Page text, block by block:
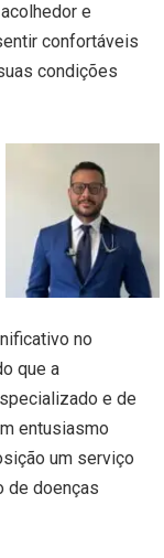
e
confortáveis
condições
no
que a
e de
entusiasmo
um serviço
de doenças